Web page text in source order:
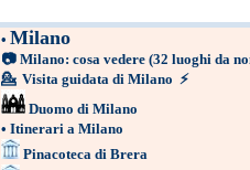
• Milano
📷 Milano: cosa vedere (32 luoghi da
💁 Visita guidata di Milano ⚡
Duomo di Milano
• Itinerari a Milano
Pinacoteca di Brera